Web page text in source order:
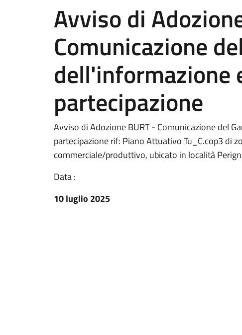
Avviso di
Comunicazione
dell'informazione
partecipazione
Avviso di Adozione BURT - Comunicazione del
partecipazione rif: Piano Attuativo Tu_C.cop3 di
commerciale/produttivo, ubicato in località
Data :
10 luglio 2025